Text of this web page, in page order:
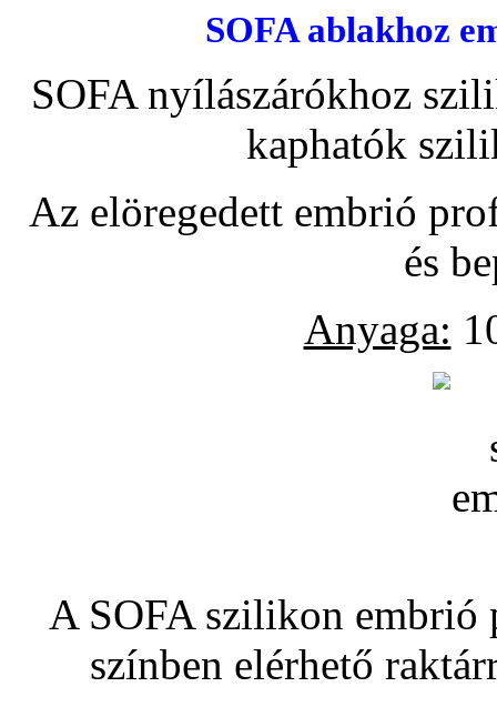
SOFA ablakhoz
SOFA nyílászárókhoz
kaphatók
Az elöregedett embrió
és
Anyaga:
A SOFA szilikon embrió
színben elérhető